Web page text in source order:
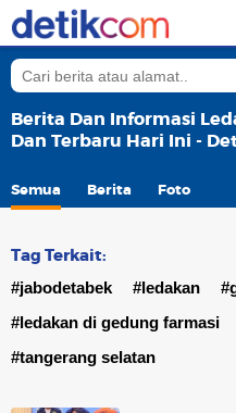
Berita Dan Informasi
Dan Terbaru Hari Ini -
Semua Berita Foto
Tag Terkait:
#jabodetabek #ledakan
#ledakan di gedung farmasi
#tangerang selatan